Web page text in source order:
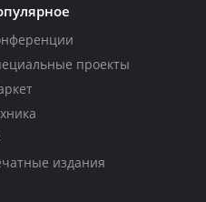
проекты
издания